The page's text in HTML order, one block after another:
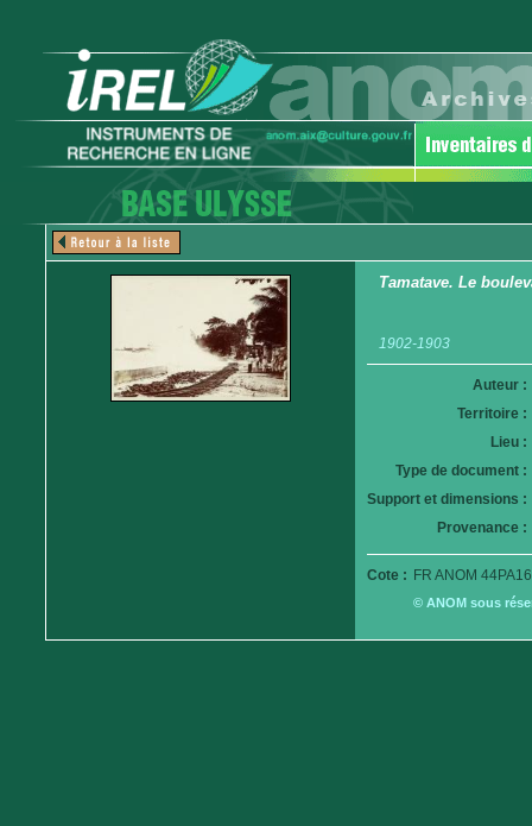
Tamatave. Le
1902-1903
Auteur :
Territoire :
Lieu :
Type de document :
Support et dimensions :
Provenance :
Cote : FR ANOM
© ANOM sous